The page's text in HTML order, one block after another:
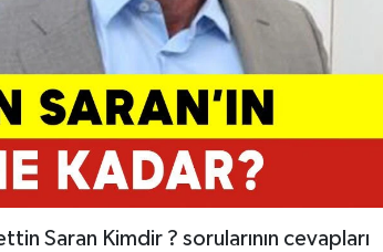
Saran Kimdir ? sorularının cevapları